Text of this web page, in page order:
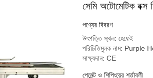
সেমি অটোমেটিক বক্স
পণ্যের বিবরণ
উৎপত্তি স্থল: হেফেই
পরিচিতিমুলক নাম: Purple
সাক্ষ্যদান: CE
পেমেন্ট ও শিপিংয়ের শর্তাবলী